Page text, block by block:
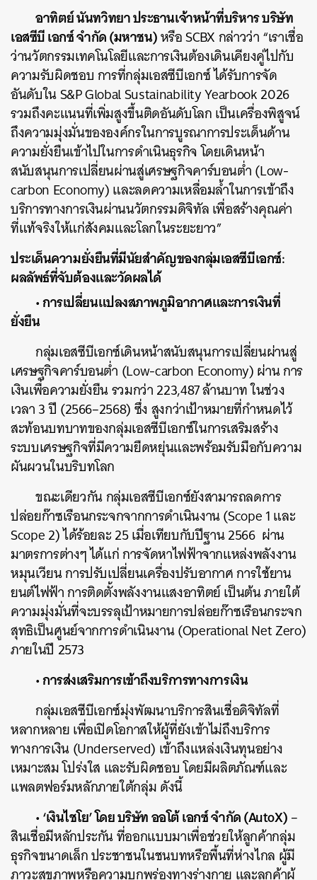
อาทิตย์ นันทวิทยา ประธานเจ้าหน้าที่บริหาร บริษัท
เอสซีบี เอกซ์ จำกัด (มหาชน)หรือ SCBX กล่าวว่า “เราเชื่อ
ว่านวัตกรรมเทคโนโลยีและการเงินต้องเดินเคียงคู่ไปกับ
ความรับผิดชอบ การที่กลุ่มเอสซีบีเอกซ์ ได้รับการจัด
อันดับใน S&P Global Sustainability Yearbook 2026
รวมถึงคะแนนที่เพิ่มสูงขึ้นติดอันดับโลก เป็นเครื่องพิสูจน์
ถึงความมุ่งมั่นขององค์กรในการบูรณาการประเด็นด้าน
ความยั่งยืนเข้าไปในการดำเนินธุรกิจ โดยเดินหน้า
สนับสนุนการเปลี่ยนผ่านสู่เศรษฐกิจคาร์บอนต่ำ (Low-
carbon Economy) และลดความเหลื่อมล้ำในการเข้าถึง
บริการทางการเงินผ่านนวัตกรรมดิจิทัล เพื่อสร้างคุณค่า
ที่แท้จริงให้แก่สังคมและโลกในระยะยาว”
ประเด็นความยั่งยืนที่มีนัยสำคัญของกลุ่มเอสซีบีเอกซ์:
ผลลัพธ์ที่จับต้องและวัดผลได้
• การเปลี่ยนแปลงสภาพภูมิอากาศและการเงินที่
ยั่งยืน
กลุ่มเอสซีบีเอกซ์เดินหน้าสนับสนุนการเปลี่ยนผ่านสู่
เศรษฐกิจคาร์บอนต่ำ (Low‑carbon Economy) ผ่าน การ
เงินเพื่อความยั่งยืน รวมกว่า 223,487 ล้านบาท ในช่วง
เวลา 3 ปี (2566–2568) ซึ่ง สูงกว่าเป้าหมายที่กำหนดไว้
สะท้อนบทบาทของกลุ่มเอสซีบีเอกซ์ในการเสริมสร้าง
ระบบเศรษฐกิจที่มีความยืดหยุ่นและพร้อมรับมือกับความ
ผันผวนในบริบทโลก
ขณะเดียวกัน กลุ่มเอสซีบีเอกซ์ยังสามารถลดการ
ปล่อยก๊าซเรือนกระจกจากการดำเนินงาน (Scope 1 และ
Scope 2) ได้ร้อยละ 25 เมื่อเทียบกับปีฐาน 2566 ผ่าน
มาตรการต่างๆ ได้แก่ การจัดหาไฟฟ้าจากแหล่งพลังงาน
หมุนเวียน การปรับเปลี่ยนเครื่องปรับอากาศ การใช้ยาน
ยนต์ไฟฟ้า การติดตั้งพลังงานแสงอาทิตย์ เป็นต้น ภายใต้
ความมุ่งมั่นที่จะบรรลุเป้าหมายการปล่อยก๊าซเรือนกระจก
สุทธิเป็นศูนย์จากการดำเนินงาน (Operational Net Zero)
ภายในปี 2573
• การส่งเสริมการเข้าถึงบริการทางการเงิน
กลุ่มเอสซีบีเอกซ์มุ่งพัฒนาบริการสินเชื่อดิจิทัลที่
หลากหลาย เพื่อเปิดโอกาสให้ผู้ที่ยังเข้าไม่ถึงบริการ
ทางการเงิน (Underserved) เข้าถึงแหล่งเงินทุนอย่าง
เหมาะสม โปร่งใส และรับผิดชอบ โดยมีผลิตภัณฑ์และ
แพลตฟอร์มหลักภายใต้กลุ่ม ดังนี้
• ‘เงินไชโย’ โดย บริษัท ออโต้ เอกซ์ จำกัด (AutoX)–
สินเชื่อมีหลักประกัน ที่ออกแบบมาเพื่อช่วยให้ลูกค้ากลุ่ม
ธุรกิจขนาดเล็ก ประชาชนในชนบทหรือพื้นที่ห่างไกล ผู้มี
ภาวะสุขภาพหรือความบกพร่องทางร่างกาย และลูกค้าผู้